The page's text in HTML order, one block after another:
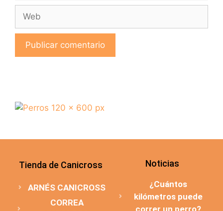
Tienda de Canicross
ARNÉS CANICROSS
CORREA
Noticias
¿Cuántos
kilómetros puede
correr un perro?